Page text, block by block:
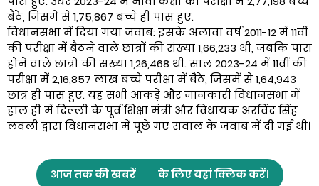
बैठे, जिसमें से 1,75,867 बच्चे ही पास हुए.
विधानसभा में दिया गया जवाब: इसके अलावा वर्ष 2011-12 में 11वीं
की परीक्षा में बैठने वाले छात्रों की संख्या 1,66,233 थी, जबकि पास
होने वाले छात्रों की संख्या 1,26,468 थी. साल 2023-24 में 11वीं की
परीक्षा में 2,16,857 लाख बच्चे परीक्षा में बैठे, जिसमें से 1,64,943
छात्र ही पास हुए. यह सभी आंकड़े और जानकारी विधानसभा में
हाल ही में दिल्ली के पूर्व शिक्षा मंत्री और विधायक अरविंद सिंह
लवली द्वारा विधानसभा में पूछे गए सवाल के जवाब में दी गई थी।
आज तक की खबरें के लिए यहां क्लिक करें।